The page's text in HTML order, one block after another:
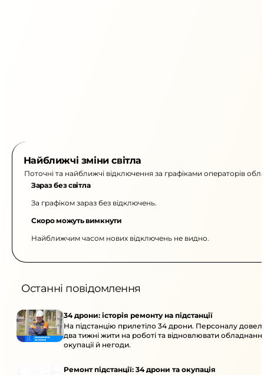
Найближчі зміни світла
Поточні та найближчі відключення за графіками операторів
Зараз без світла
За графіком зараз без відключень.
Скоро можуть вимкнути
Найближчим часом нових відключень не видно.
Останні повідомлення
34 дрони: історія ремонту на підстанції
На підстанцію прилетіло 34 дрони. Персоналу
два тижні жити на роботі та відновлювати
окупації й негоди.
Ремонт підстанції: 34 дрони та окупація